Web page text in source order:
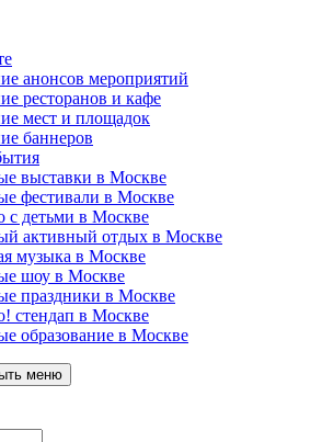
анонсов мероприятий
ресторанов и кафе
мест и площадок
баннеров
выставки в Москве
фестивали в Москве
с детьми в Москве
активный отдых в Москве
музыка в Москве
шоу в Москве
праздники в Москве
стендап в Москве
образование в Москве
меню